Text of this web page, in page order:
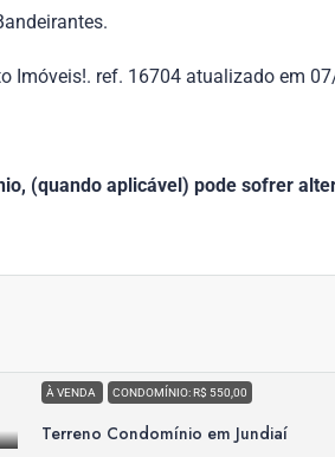
Imóveis!. ref. 16704 atualizado em
(quando aplicável) pode sofrer
À VENDA CONDOMÍNIO: R$ 550,00
Terreno Condomínio em Jundiaí